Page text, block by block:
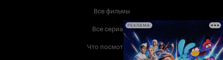
Все фильмы
Все сериалы
Что посмотреть
РЕКЛАМА